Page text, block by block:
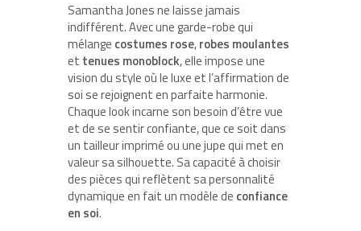
Samantha Jones ne laisse jamais
indifférent. Avec une garde-robe qui
mélange costumes rose,robes moulantes
et tenues monoblock, elle impose une
vision du style où le luxe et l’affirmation de
soi se rejoignent en parfaite harmonie.
Chaque look incarne son besoin d’être vue
et de se sentir confiante, que ce soit dans
un tailleur imprimé ou une jupe qui met en
valeur sa silhouette. Sa capacité à choisir
des pièces qui reflètent sa personnalité
dynamique en fait un modèle de confiance
en soi.